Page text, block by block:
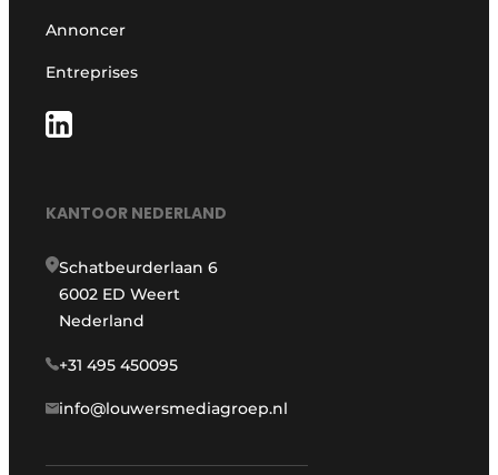
Annoncer
Entreprises
KANTOOR NEDERLAND
Schatbeurderlaan 6
6002 ED Weert
Nederland
+31 495 450095
info@louwersmediagroep.nl